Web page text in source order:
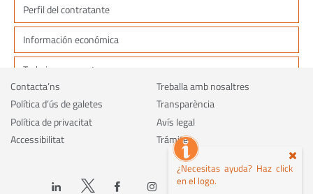
Perfil del contratante
Información económica
Trabaja con nosotros
Contacta’ns
Política d’ús de galetes
Política de privacitat
Accessibilitat
Treballa amb nosaltres
Transparència
Avís legal
Trámites
¿Necesitas ayuda? Haz click
en el logo.